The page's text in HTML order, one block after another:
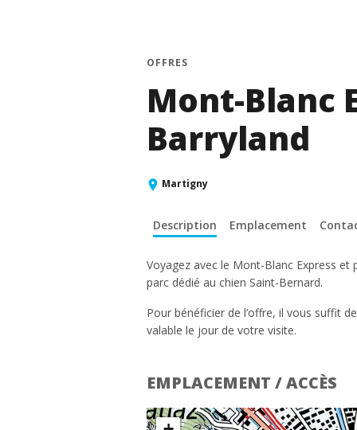
OFFRES
Mont-Blanc
Barryland
Martigny
Description Emplacement
Voyagez avec le Mont-Blanc Express
parc dédié au chien Saint-Bernard.
Pour bénéficier de l’offre, il vous suffit
valable le jour de votre visite.
EMPLACEMENT / ACCÈS